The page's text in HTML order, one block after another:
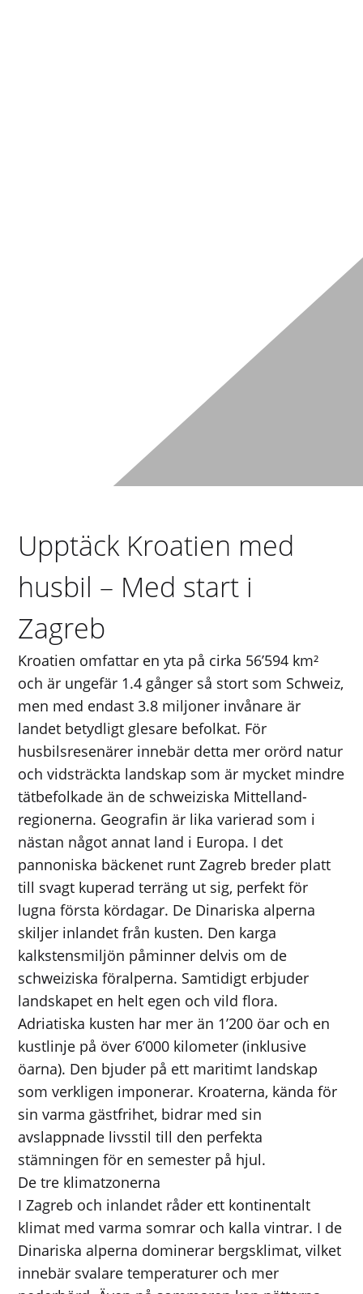
Upptäck Kroatien med
husbil – Med start i
Zagreb
Kroatien omfattar en yta på cirka 56’594 km²
och är ungefär 1.4 gånger så stort som Schweiz,
men med endast 3.8 miljoner invånare är
landet betydligt glesare befolkat. För
husbilsresenärer innebär detta mer orörd natur
och vidsträckta landskap som är mycket mindre
tätbefolkade än de schweiziska Mittelland-
regionerna. Geografin är lika varierad som i
nästan något annat land i Europa. I det
pannoniska bäckenet runt Zagreb breder platt
till svagt kuperad terräng ut sig, perfekt för
lugna första kördagar. De Dinariska alperna
skiljer inlandet från kusten. Den karga
kalkstensmiljön påminner delvis om de
schweiziska föralperna. Samtidigt erbjuder
landskapet en helt egen och vild flora.
Adriatiska kusten har mer än 1’200 öar och en
kustlinje på över 6’000 kilometer (inklusive
öarna). Den bjuder på ett maritimt landskap
som verkligen imponerar. Kroaterna, kända för
sin varma gästfrihet, bidrar med sin
avslappnade livsstil till den perfekta
stämningen för en semester på hjul.
De tre klimatzonerna
I Zagreb och inlandet råder ett kontinentalt
klimat med varma somrar och kalla vintrar. I de
Dinariska alperna dominerar bergsklimat, vilket
innebär svalare temperaturer och mer